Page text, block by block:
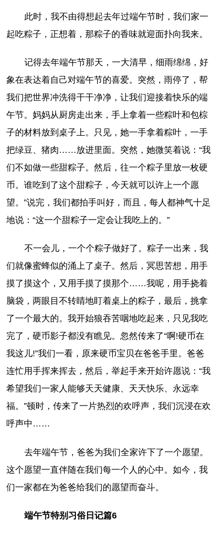
此时，我不由得想起去年过端午节时，我们家一
起吃粽子，正想着，那粽子的香味就迎面扑向我来。
记得去年端午节那天，一大清早，细雨绵绵，好
象在表达着自己对端午节的喜爱。突然，雨停了，帮
我们把世界冲洗得干干净净，让我们迎接着快乐的端
午节。妈妈从厨房走出来，手上拿着一些粽叶和包棕
子的材料放到桌子上。只见，她一手拿着粽叶，一手
把绿豆、猪肉……放进里面。突然，她微笑着说：“我
们不如做一些甜粽子。然后，往一个粽子里放一枚硬
币。谁吃到了这个甜粽子，今天就可以许上一个愿
望。”说完，我们都拍手叫好，而且，每人都神气十足
地说：“这一个甜粽子一定会让我吃上的。”
不一会儿，一个个粽子做好了。粽子一出来，我
们就像蜜蜂似的涌上了桌子。然后，冥思苦想，用手
摸了摸这个，又用手摸了摸那个……我呢，用手挠着
脑袋，两眼目不转睛地盯着桌上的粽子，最后，挑拿
了一个最大的。我开始狼吞苦咽地吃起来，只见我吃
完了，硬币影子都没有瞧见。忽然传来了“啊!硬币在
我这儿!”我们一看，原来硬币宝贝在爸爸手里。爸爸
连忙用手挥来挥去，然后，举起手来开始许愿说：“我
希望我们一家人能够天天健康、天天快乐、永远幸
福。”顿时，传来了一片热烈的欢呼声，我们沉浸在欢
呼声中……
去年端午节，爸爸为我们全家许下了一个愿望。
这个愿望一直伴随在我们每一个人的心中。如今，我
们一家都在为爸爸给我们的愿望而奋斗。
端午节特别习俗日记篇6